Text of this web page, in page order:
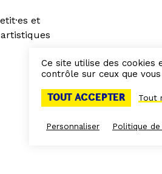
et
Ce site utilise des cookies
contrôle sur ceux que
TOUT ACCEPTER Tout
Personnaliser Politique